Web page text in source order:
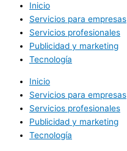
Inicio
Servicios para empresas
Servicios profesionales
Publicidad y marketing
Tecnología
Inicio
Servicios para empresas
Servicios profesionales
Publicidad y marketing
Tecnología